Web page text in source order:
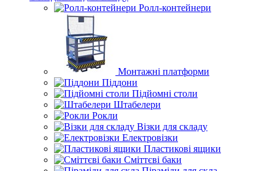
Ролл-контейнери
Монтажні платформи
Піддони
Підйомні столи
Штабелери
Рокли
Візки для складу
Електровізки
Пластикові ящики
Сміттєві баки